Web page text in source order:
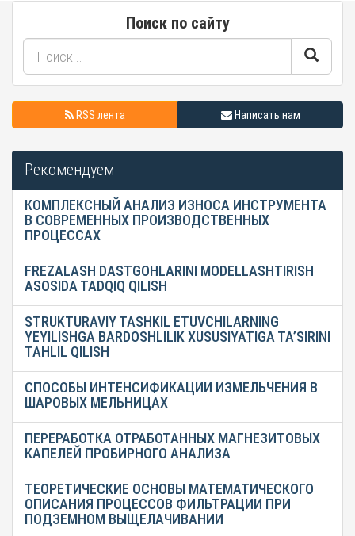
Поиск по сайту
RSS лента Написать нам
Рекомендуем
КОМПЛЕКСНЫЙ АНАЛИЗ ИЗНОСА ИНСТРУМЕНТА
В СОВРЕМЕННЫХ ПРОИЗВОДСТВЕННЫХ
ПРОЦЕССАХ
FREZALASH DASTGOHLARINI MODELLASHTIRISH
ASOSIDA TADQIQ QILISH
STRUKTURAVIY TASHKIL ETUVCHILARNING
YEYILISHGA BARDOSHLILIK XUSUSIYATIGA TA’SIRINI
TAHLIL QILISH
СПОСОБЫ ИНТЕНСИФИКАЦИИ ИЗМЕЛЬЧЕНИЯ В
ШАРОВЫХ МЕЛЬНИЦАХ
ПЕРЕРАБОТКА ОТРАБОТАННЫХ МАГНЕЗИТОВЫХ
КАПЕЛЕЙ ПРОБИРНОГО АНАЛИЗА
ТЕОРЕТИЧЕСКИЕ ОСНОВЫ МАТЕМАТИЧЕСКОГО
ОПИСАНИЯ ПРОЦЕССОВ ФИЛЬТРАЦИИ ПРИ
ПОДЗЕМНОМ ВЫЩЕЛАЧИВАНИИ